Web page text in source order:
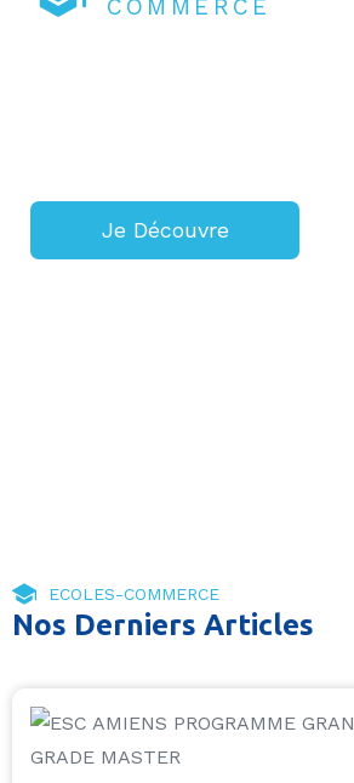
COMMERCE
Je Découvre
ECOLES-COMMERCE
Nos Derniers Articles